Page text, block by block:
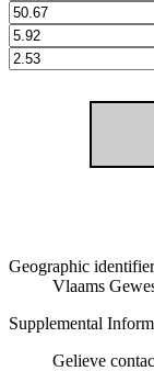
Geographic identifier
Vlaams
Supplemental
Gelieve